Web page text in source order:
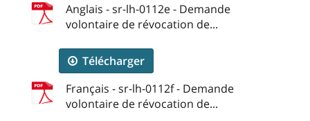
Anglais - sr-lh-0112e - Demande
volontaire de révocation de...
Télécharger
Français - sr-lh-0112f - Demande
volontaire de révocation de...